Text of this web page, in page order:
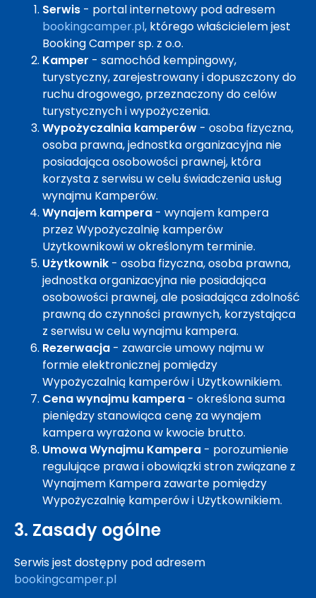
Serwis - portal internetowy pod adresem
bookingcamper.pl, którego właścicielem jest
Booking Camper sp. z o.o.
Kamper - samochód kempingowy,
turystyczny, zarejestrowany i dopuszczony do
ruchu drogowego, przeznaczony do celów
turystycznych i wypożyczenia.
Wypożyczalnia kamperów - osoba fizyczna,
osoba prawna, jednostka organizacyjna nie
posiadająca osobowości prawnej, która
korzysta z serwisu w celu świadczenia usług
wynajmu Kamperów.
Wynajem kampera - wynajem kampera
przez Wypożyczalnię kamperów
Użytkownikowi w określonym terminie.
Użytkownik - osoba fizyczna, osoba prawna,
jednostka organizacyjna nie posiadająca
osobowości prawnej, ale posiadająca zdolność
prawną do czynności prawnych, korzystająca
z serwisu w celu wynajmu kampera.
Rezerwacja - zawarcie umowy najmu w
formie elektronicznej pomiędzy
Wypożyczalnią kamperów i Użytkownikiem.
Cena wynajmu kampera - określona suma
pieniędzy stanowiąca cenę za wynajem
kampera wyrażona w kwocie brutto.
Umowa Wynajmu Kampera - porozumienie
regulujące prawa i obowiązki stron związane z
Wynajmem Kampera zawarte pomiędzy
Wypożyczalnię kamperów i Użytkownikiem.
3. Zasady ogólne
Serwis jest dostępny pod adresem
bookingcamper.pl